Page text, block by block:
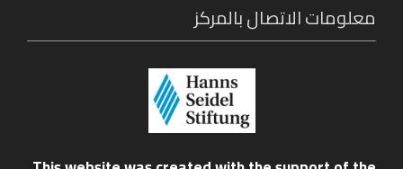
معلومات الاتصال بالمركز